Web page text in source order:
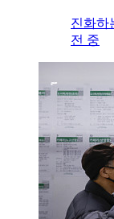
진화하
전 중